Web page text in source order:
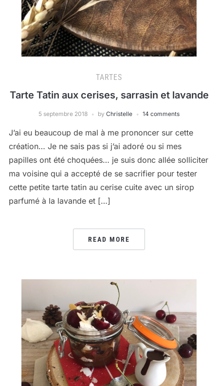
TARTES
Tarte Tatin aux cerises, sarrasin et lavande
5 septembre 2018 by Christelle 14 comments
J’ai eu beaucoup de mal à me prononcer sur cette
création… Je ne sais pas si j’ai adoré ou si mes
papilles ont été choquées… je suis donc allée solliciter
ma voisine qui a accepté de se sacrifier pour tester
cette petite tarte tatin au cerise cuite avec un sirop
parfumé à la lavande et […]
READ MORE